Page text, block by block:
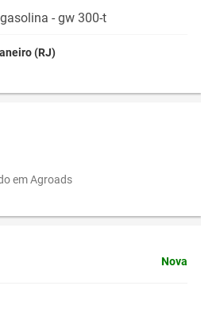
- gw 300-t
(RJ)
em Agroads
Nova